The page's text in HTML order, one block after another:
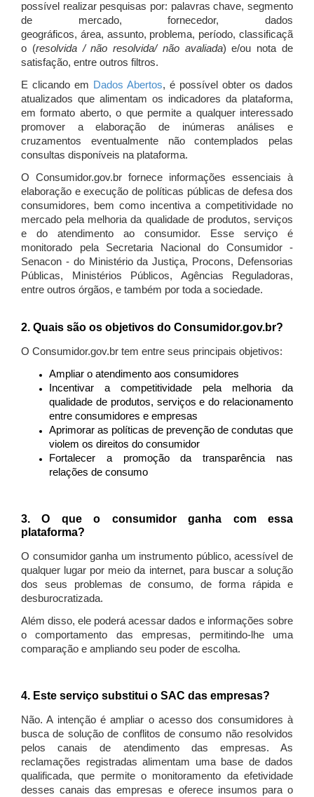
possível realizar pesquisas por: palavras chave, segmento
de mercado, fornecedor, dados
geográficos, área, assunto, problema, período, classificaçã
o (resolvida / não resolvida/ não avaliada) e/ou nota de
satisfação, entre outros filtros.
E clicando em Dados Abertos, é possível obter os dados
atualizados que alimentam os indicadores da plataforma,
em formato aberto, o que permite a qualquer interessado
promover a elaboração de inúmeras análises e
cruzamentos eventualmente não contemplados pelas
consultas disponíveis na plataforma.
O Consumidor.gov.br fornece informações essenciais à
elaboração e execução de políticas públicas de defesa dos
consumidores, bem como incentiva a competitividade no
mercado pela melhoria da qualidade de produtos, serviços
e do atendimento ao consumidor. Esse serviço é
monitorado pela Secretaria Nacional do Consumidor -
Senacon - do Ministério da Justiça, Procons, Defensorias
Públicas, Ministérios Públicos, Agências Reguladoras,
entre outros órgãos, e também por toda a sociedade.
2. Quais são os objetivos do Consumidor.gov.br?
O Consumidor.gov.br tem entre seus principais objetivos:
Ampliar o atendimento aos consumidores
Incentivar a competitividade pela melhoria da
qualidade de produtos, serviços e do relacionamento
entre consumidores e empresas
Aprimorar as políticas de prevenção de condutas que
violem os direitos do consumidor
Fortalecer a promoção da transparência nas
relações de consumo
3. O que o consumidor ganha com essa
plataforma?
O consumidor ganha um instrumento público, acessível de
qualquer lugar por meio da internet, para buscar a solução
dos seus problemas de consumo, de forma rápida e
desburocratizada.
Além disso, ele poderá acessar dados e informações sobre
o comportamento das empresas, permitindo-lhe uma
comparação e ampliando seu poder de escolha.
4. Este serviço substitui o SAC das empresas?
Não. A intenção é ampliar o acesso dos consumidores à
busca de solução de conflitos de consumo não resolvidos
pelos canais de atendimento das empresas. As
reclamações registradas alimentam uma base de dados
qualificada, que permite o monitoramento da efetividade
desses canais das empresas e oferece insumos para o